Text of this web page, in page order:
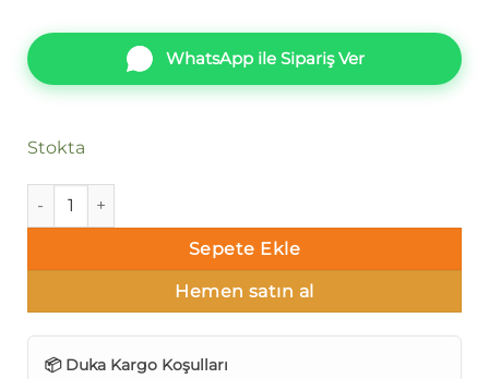
WhatsApp ile Sipariş Ver
Stokta
Duka Nova dk.29240-4 adet
Sepete Ekle
Hemen satın al
📦 Duka Kargo Koşulları